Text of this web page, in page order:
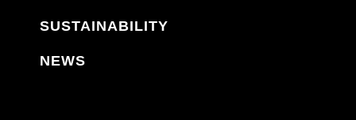
SUSTAINABILITY
NEWS